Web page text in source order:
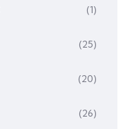
(1)
(25)
(20)
(26)